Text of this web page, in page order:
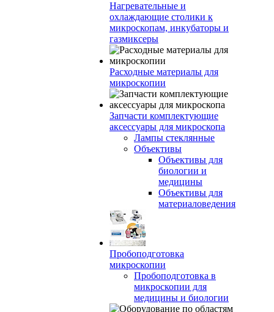
Нагревательные и
охлаждающие столики к
микроскопам, инкубаторы и
газмиксеры
Расходные материалы для
микроскопии
Запчасти комплектующие
аксессуары для микроскопа
Лампы стеклянные
Объективы
Объективы для
биологии и
медицины
Объективы для
материаловедения
Пробоподготовка
микроскопии
Пробоподготовка в
микроскопии для
медицины и биологии